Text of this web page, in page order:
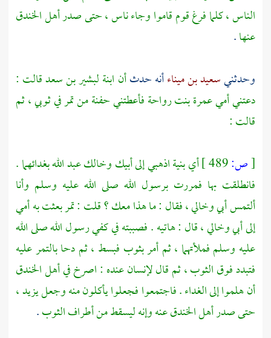
الناس ، كلما فرغ قوم قاموا وجاء ناس ، حتى صدر أهل الخندق
عنها.
وحدثنيسعيد بن ميناءأنه حدثأن ابنةلبشير بن سعدقالت :
دعتني أميعمرة بنت رواحةفأعطتني حفنة من تمر في ثوبي ، ثم
قالت :
[ص: أي بنية اذهبي إلى أبيك وخالكعبد اللهبغدائهما .
فانطلقت بها فمررت برسول الله صلى الله عليه وسلم وأنا
ألتمس أبي وخالي ، فقال : ما هذا معك ؟ قلت : تمر بعثت به أمي
إلى أبي وخالي ، قال : هاتيه . فصببته في كفي رسول الله صلى الله
عليه وسلم فملأتهما ، ثم أمر بثوب فبسط ، ثم دحا بالتمر عليه
فتبدد فوق الثوب ، ثم قال لإنسان عنده : اصرخ في أهل الخندق
أن هلموا إلى الغداء . فاجتمعوا فجعلوا يأكلون منه وجعل يزيد ،
حتى صدر أهل الخندق عنه وإنه ليسقط من أطراف الثوب.